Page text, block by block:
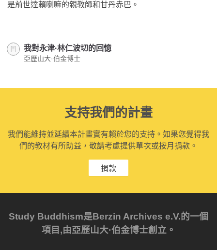
是前世達賴喇嘛的親教師和甘丹赤巴。
我對永津·林仁波切的回憶
亞歷山大·伯金博士
支持我們的計畫
我們能維持並延續本計畫實有賴於您的支持。如果您覺得我
們的教材有所助益，敬請考慮提供單次或按月捐款。
捐款
Study Buddhism是Berzin Archives e.V.的一個
項目,由亞歷山大·伯金博士創立。